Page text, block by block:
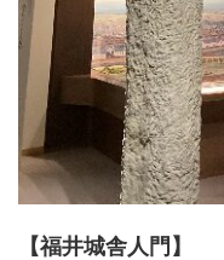
【福井城舎人門】